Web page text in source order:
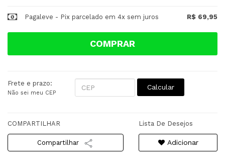
Pagaleve - Pix parcelado em 4x sem juros R$ 69,95
COMPRAR
Frete e prazo:
Não sei meu CEP
Calcular
COMPARTILHAR
Compartilhar
Lista De Desejos
Adicionar